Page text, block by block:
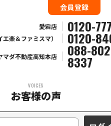
会員登録
愛宕店 0120-
楽＆ファミスマ） 0120-
マダ不動産高知本店 088-
8337
VOICES
お客様の声